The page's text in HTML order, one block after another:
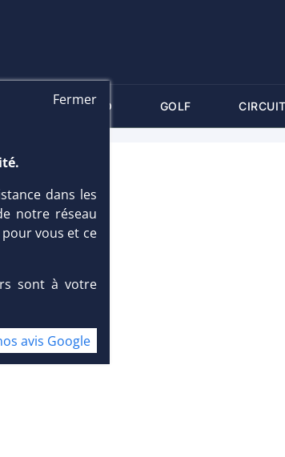
THALASSO GOLF
Fermer
dans les
notre réseau
vous et ce
sont à votre
avis Google